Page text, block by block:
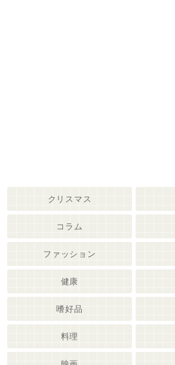
クリスマス
コラム
ファッション
健康
嗜好品
料理